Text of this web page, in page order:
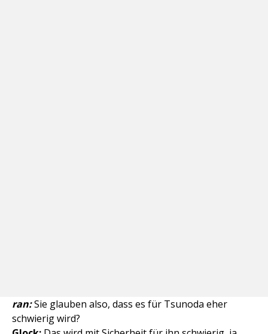
ran:Sie glauben also, dass es für Tsunoda eher
schwierig wird?